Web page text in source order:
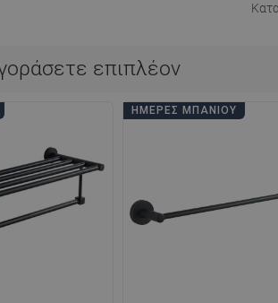
επιπλέον
ΗΜΈΡΕΣ ΜΠΆΝΙΟΥ